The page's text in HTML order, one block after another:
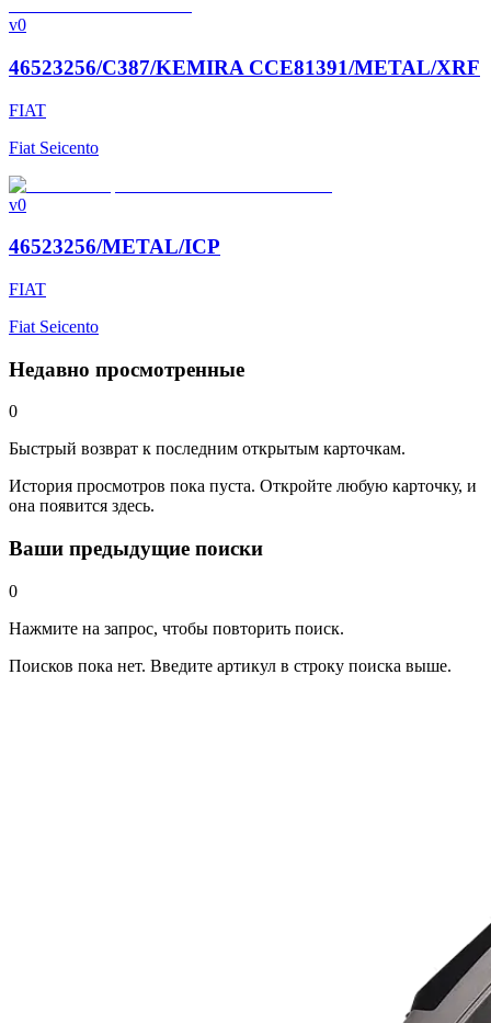
v0
46523256/C387/KEMIRA CCE81391/METAL/XRF
FIAT
Fiat Seicento
v0
46523256/METAL/ICP
FIAT
Fiat Seicento
Недавно просмотренные
0
Быстрый возврат к последним открытым карточкам.
История просмотров пока пуста. Откройте любую карточку, и
она появится здесь.
Ваши предыдущие поиски
0
Нажмите на запрос, чтобы повторить поиск.
Поисков пока нет. Введите артикул в строку поиска выше.